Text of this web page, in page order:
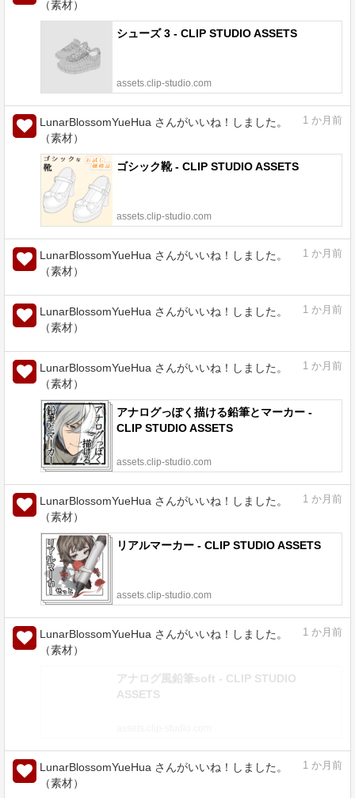
（素材）
シューズ 3 - CLIP STUDIO ASSETS
assets.clip-studio.com
LunarBlossomYueHua さんがいいね！しました。
（素材）
1 か月前
ゴシック靴 - CLIP STUDIO ASSETS
assets.clip-studio.com
LunarBlossomYueHua さんがいいね！しました。
（素材）
1 か月前
LunarBlossomYueHua さんがいいね！しました。
（素材）
1 か月前
マージ鉛筆セット - CLIP STUDIO ASSETS
assets.clip-studio.com
LunarBlossomYueHua さんがいいね！しました。
（素材）
アナログっぽく描ける鉛筆とマーカー -
CLIP STUDIO ASSETS
assets.clip-studio.com
LunarBlossomYueHua さんがいいね！しました。
（素材）
リアルマーカー - CLIP STUDIO ASSETS
assets.clip-studio.com
アナログ風鉛筆soft - CLIP STUDIO
ASSETS